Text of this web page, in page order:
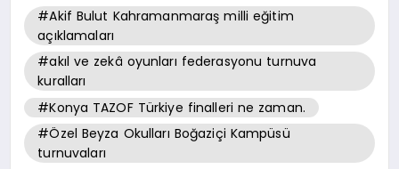
#Akif Bulut Kahramanmaraş milli eğitim
açıklamaları
#akıl ve zekâ oyunları federasyonu turnuva
kuralları
#Konya TAZOF Türkiye finalleri ne zaman.
#Özel Beyza Okulları Boğaziçi Kampüsü
turnuvaları